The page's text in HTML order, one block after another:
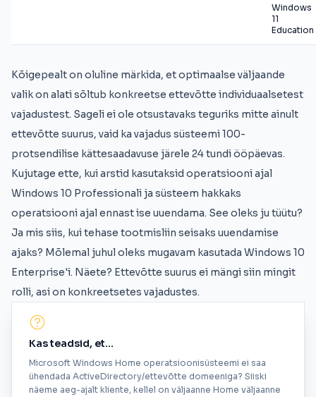
Windows
11
Education
Kõigepealt on oluline märkida, et optimaalse väljaande
valik on alati sõltub konkreetse ettevõtte individuaalsetest
vajadustest. Sageli ei ole otsustavaks teguriks mitte ainult
ettevõtte suurus, vaid ka vajadus süsteemi 100-
protsendilise kättesaadavuse järele 24 tundi ööpäevas.
Kujutage ette, kui arstid kasutaksid operatsiooni ajal
Windows 10 Professionali ja süsteem hakkaks
operatsiooni ajal ennast ise uuendama. See oleks ju tüütu?
Ja mis siis, kui tehase tootmisliin seisaks uuendamise
ajaks? Mõlemal juhul oleks mugavam kasutada Windows 10
Enterprise'i. Näete? Ettevõtte suurus ei mängi siin mingit
rolli, asi on konkreetsetes vajadustes.
Kas teadsid, et...
Microsoft Windows Home operatsioonisüsteemi ei saa
ühendada ActiveDirectory/ettevõtte domeeniga? Siiski
näeme aeg-ajalt kliente, kellel on väljaanne Home väljaanne